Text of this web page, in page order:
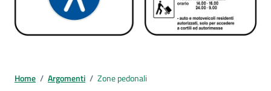
Home / Argomenti / Zone pedonali